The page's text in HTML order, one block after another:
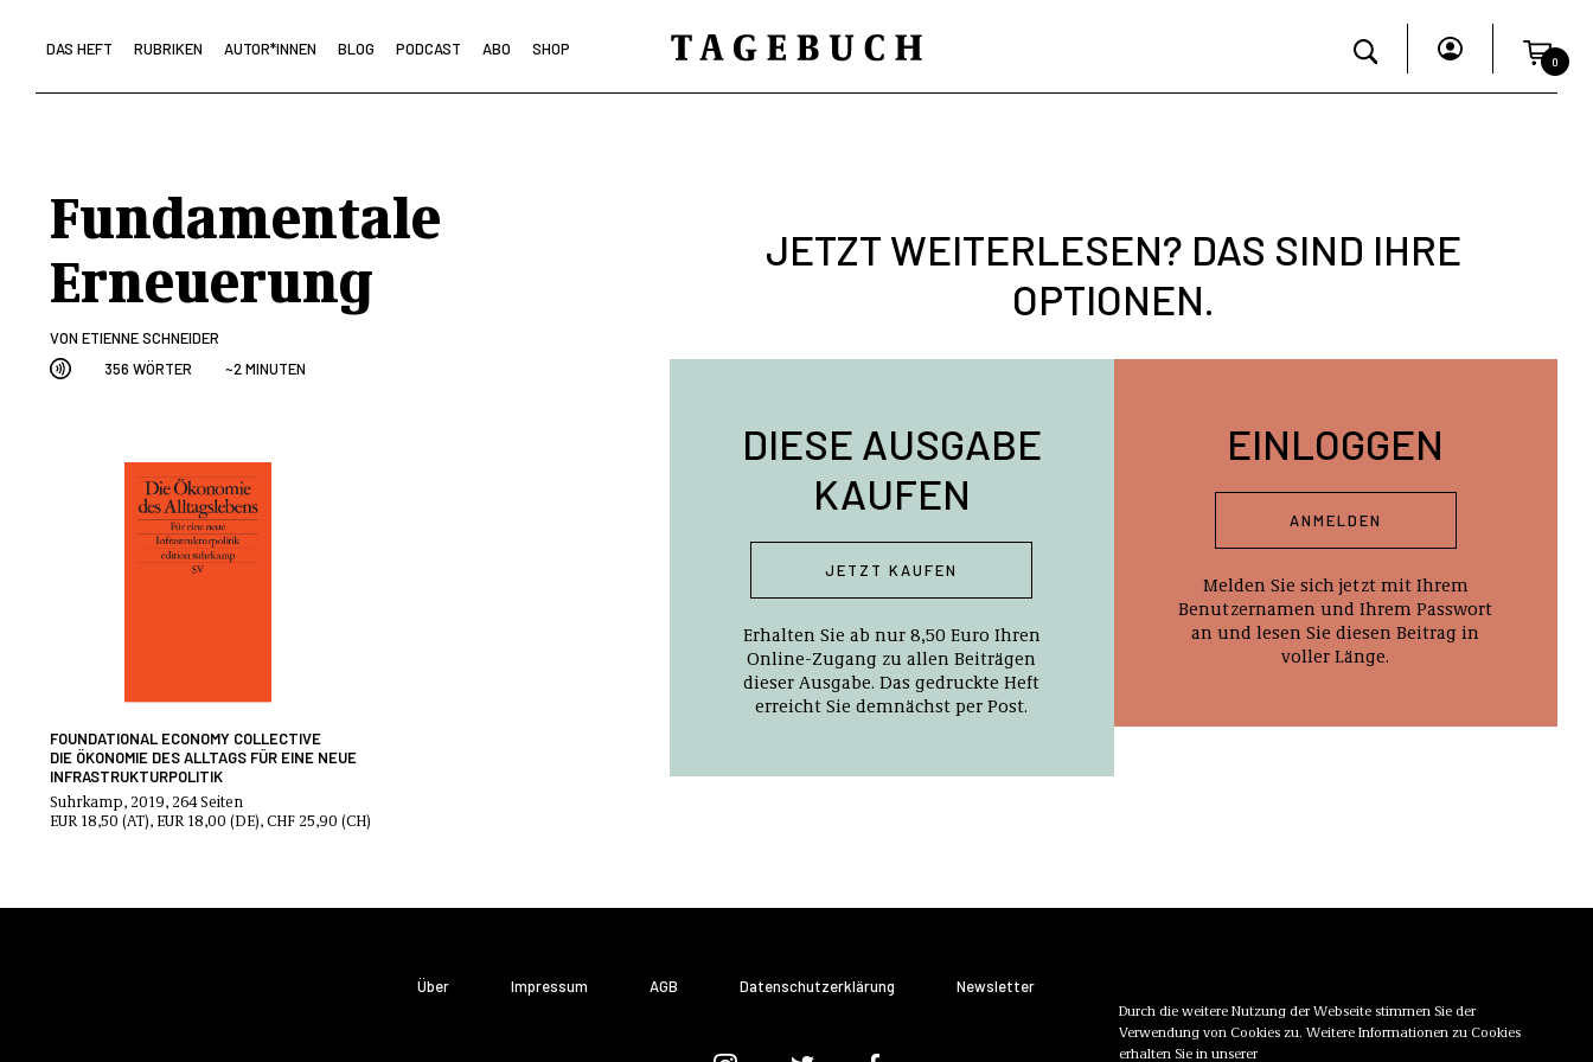
Durch die weitere Nutzung der Webseite stimmen Sie der
Verwendung von Cookies zu. Weitere Informationen zu Cookies
erhalten Sie in unserer
DAS HEFT RUBRIKEN AUTOR*INNEN BLOG PODCAST ABO SHOP
0
Fundamentale
Erneuerung
VON ETIENNE SCHNEIDER
356 WÖRTER
~2 MINUTEN
FOUNDATIONAL ECONOMY COLLECTIVE
DIE ÖKONOMIE DES ALLTAGS FÜR EINE NEUE
INFRASTRUKTURPOLITIK
Suhrkamp, 2019, 264 Seiten
EUR 18,50 (AT), EUR 18,00 (DE), CHF 25,90 (CH)
JETZT WEITERLESEN? DAS SIND IHRE
OPTIONEN.
DIESE AUSGABE
KAUFEN
JETZT KAUFEN
Erhalten Sie ab nur 8,50 Euro Ihren
Online-Zugang zu allen Beiträgen
dieser Ausgabe. Das gedruckte Heft
erreicht Sie demnächst per Post.
EINLOGGEN
ANMELDEN
Melden Sie sich jetzt mit Ihrem
Benutzernamen und Ihrem Passwort
an und lesen Sie diesen Beitrag in
voller Länge.
Über Impressum AGB Datenschutzerklärung Newsletter